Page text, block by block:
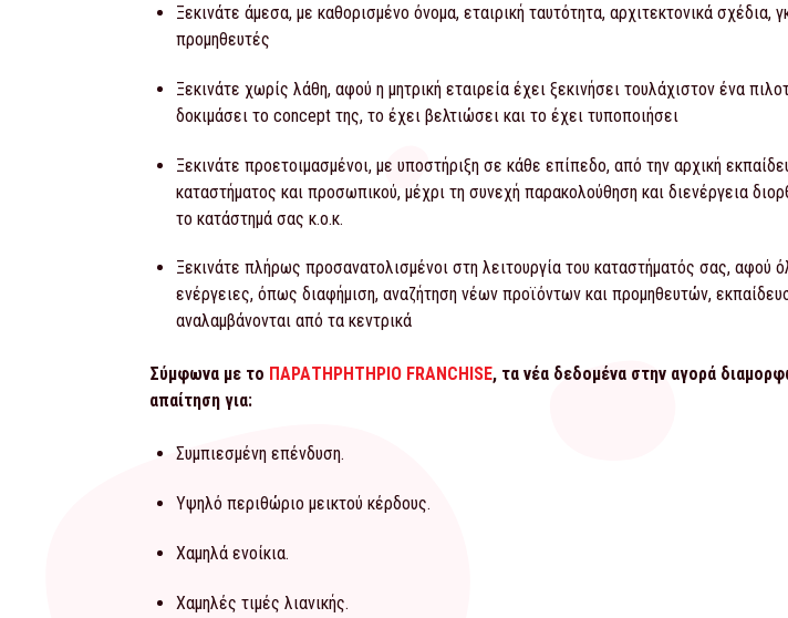
Ξεκινάτε άμεσα, με καθορισμένο όνομα, εταιρική ταυτότητα, αρχιτεκτονικά σχέδια,
προμηθευτές
Ξεκινάτε χωρίς λάθη, αφού η μητρική εταιρεία έχει ξεκινήσει τουλάχιστον ένα
δοκιμάσει το concept της, το έχει βελτιώσει και το έχει τυποποιήσει
Ξεκινάτε προετοιμασμένοι, με υποστήριξη σε κάθε επίπεδο, από την αρχική
καταστήματος και προσωπικού, μέχρι τη συνεχή παρακολούθηση και διενέργεια
το κατάστημά σας κ.ο.κ.
Ξεκινάτε πλήρως προσανατολισμένοι στη λειτουργία του καταστήματός σας, αφού
ενέργειες, όπως διαφήμιση, αναζήτηση νέων προϊόντων και προμηθευτών,
αναλαμβάνονται από τα κεντρικά
Σύμφωνα με το ΠΑΡΑΤΗΡΗΤΗΡΙΟ FRANCHISE, τα νέα δεδομένα στην αγορά
απαίτηση για:
Συμπιεσμένη επένδυση.
Υψηλό περιθώριο μεικτού κέρδους.
Χαμηλά ενοίκια.
Χαμηλές τιμές λιανικής.